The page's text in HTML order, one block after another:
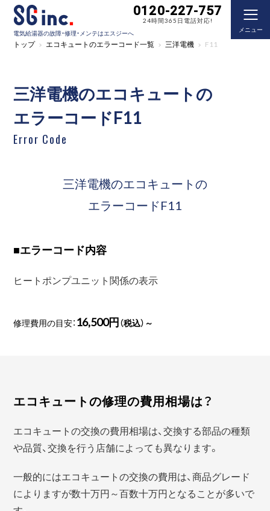
電気給湯器の故障・修理・メンテはエスジーへ
0120-227-757
24時間365日電話対応!
メニュー
トップ エコキュートのエラーコード一覧 三洋電機 F11
三洋電機のエコキュートの
エラーコードF11
Error Code
三洋電機のエコキュートの
エラーコードF11
■エラーコード内容
ヒートポンプユニット関係の表示
修理費用の目安： 16,500円（税込）～
エコキュートの修理の費用相場は？
エコキュートの交換の費用相場は、交換する部品の種類
や品質、交換を行う店舗によっても異なります。
一般的にはエコキュートの交換の費用は、商品グレード
によりますが数十万円～百数十万円となることが多いで